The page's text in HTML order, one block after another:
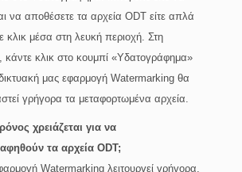
να αποθέσετε τα αρχεία ODT είτε απλά
κλικ μέσα στη λευκή περιοχή. Στη
κάντε κλικ στο κουμπί «Υδατογράφημα»
μας εφαρμογή Watermarking θα
γρήγορα τα μεταφορτωμένα αρχεία.
χρειάζεται για να
τα αρχεία ODT;
Watermarking λειτουργεί γρήγορα,